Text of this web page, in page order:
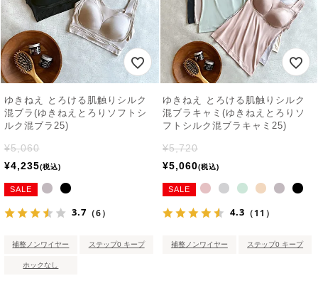
ゆきねえ とろける肌触りシルク
混ブラ(ゆきねえとろりソフトシ
ルク混ブラ25)
¥5,060
¥4,235 税込
SALE
3.7 （6）
補整ノンワイヤー ステップ0 キープ
ホックなし
ゆきねえ とろける肌触りシルク
混ブラキャミ(ゆきねえとろりソ
フトシルク混ブラキャミ25)
¥5,720
¥5,060 税込
SALE
4.3 （11）
補整ノンワイヤー ステップ0 キープ